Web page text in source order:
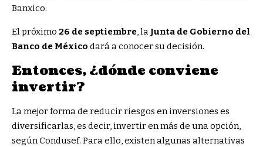
Banxico.
El próximo 26 de septiembre, la Junta de Gobierno del
Banco de México dará a conocer su decisión.
Entonces, ¿dónde conviene
invertir?
La mejor forma de reducir riesgos en inversiones es
diversificarlas, es decir, invertir en más de una opción,
según Condusef. Para ello, existen algunas alternativas